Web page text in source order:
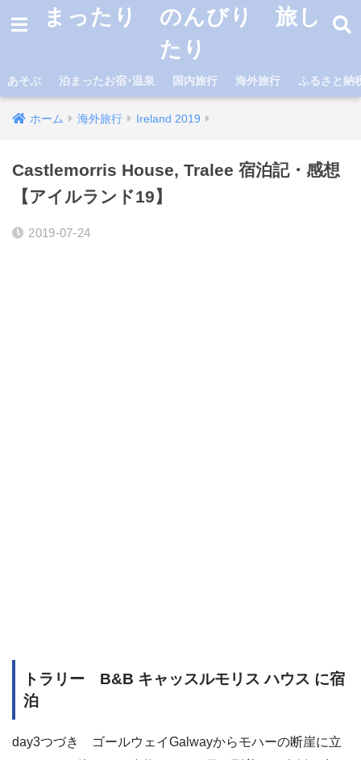
まったり のんびり 旅し
たり
あそぶ 泊まったお宿･温泉 国内旅行 海外旅行 ふるさと納
ホーム 海外旅行 Ireland 2019
Castlemorris House, Tralee 宿泊記・感想
【アイルランド19】
2019-07-24
トラリー B&B キャッスルモリス ハウス に宿
泊
day3つづき ゴールウェイGalwayからモハーの断崖に立